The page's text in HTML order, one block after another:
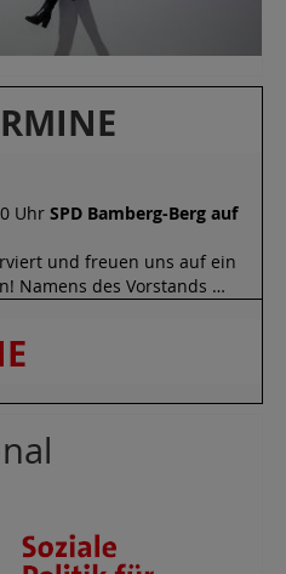
Uhr SPD Bamberg-Berg auf
und freuen uns auf ein
Namens des Vorstands …